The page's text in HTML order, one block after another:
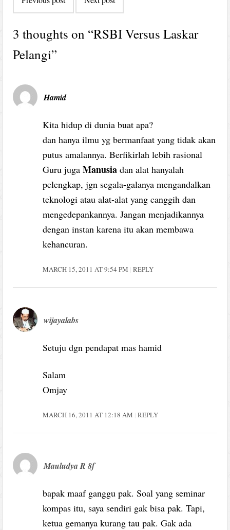
navigation
3 thoughts on “RSBI Versus Laskar
Pelangi”
Hamid
Kita hidup di dunia buat apa?
dan hanya ilmu yg bermanfaat yang tidak akan
putus amalannya. Berfikirlah lebih rasional
Guru jugaManusia dan alat hanyalah
pelengkap, jgn segala-galanya mengandalkan
teknologi atau alat-alat yang canggih dan
mengedepankannya. Jangan menjadikannya
dengan instan karena itu akan membawa
kehancuran.
MARCH 15, 2011 AT 9:54 PM REPLY
wijayalabs
Setuju dgn pendapat mas hamid
Salam
Omjay
MARCH 16, 2011 AT 12:18 AM REPLY
Mauludya R 8f
bapak maaf ganggu pak. Soal yang seminar
kompas itu, saya sendiri gak bisa pak. Tapi,
ketua gemanya kurang tau pak. Gak ada